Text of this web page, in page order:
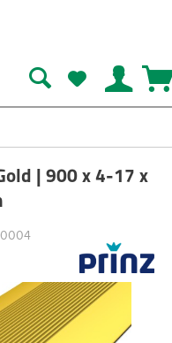
| 900 x 4-17 x